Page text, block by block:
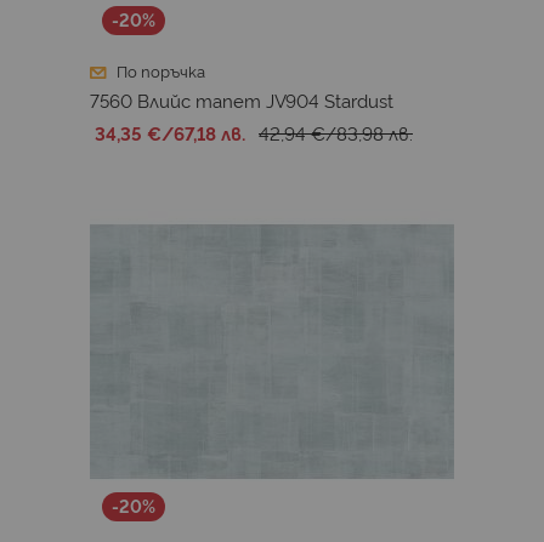
-20%
По поръчка
7560 Влийс тапет JV904 Stardust
34,35 €/67,18 лв. 42,94 €/83,98 лв.
-20%